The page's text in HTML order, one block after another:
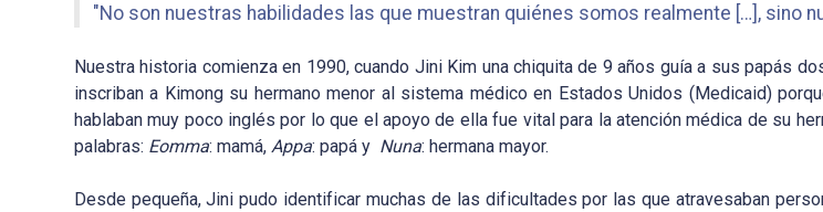
"No son nuestras habilidades las que muestran quiénes somos realmente […], sino
Nuestra historia comienza en 1990, cuando Jini Kim una chiquita de 9 años guía a sus papás
inscriban a Kimong su hermano menor al sistema médico en Estados Unidos (Medicaid)
hablaban muy poco inglés por lo que el apoyo de ella fue vital para la atención médica de su
palabras: Eomma: mamá, Appa: papá y Nuna: hermana mayor.
Desde pequeña, Jini pudo identificar muchas de las dificultades por las que atravesaban